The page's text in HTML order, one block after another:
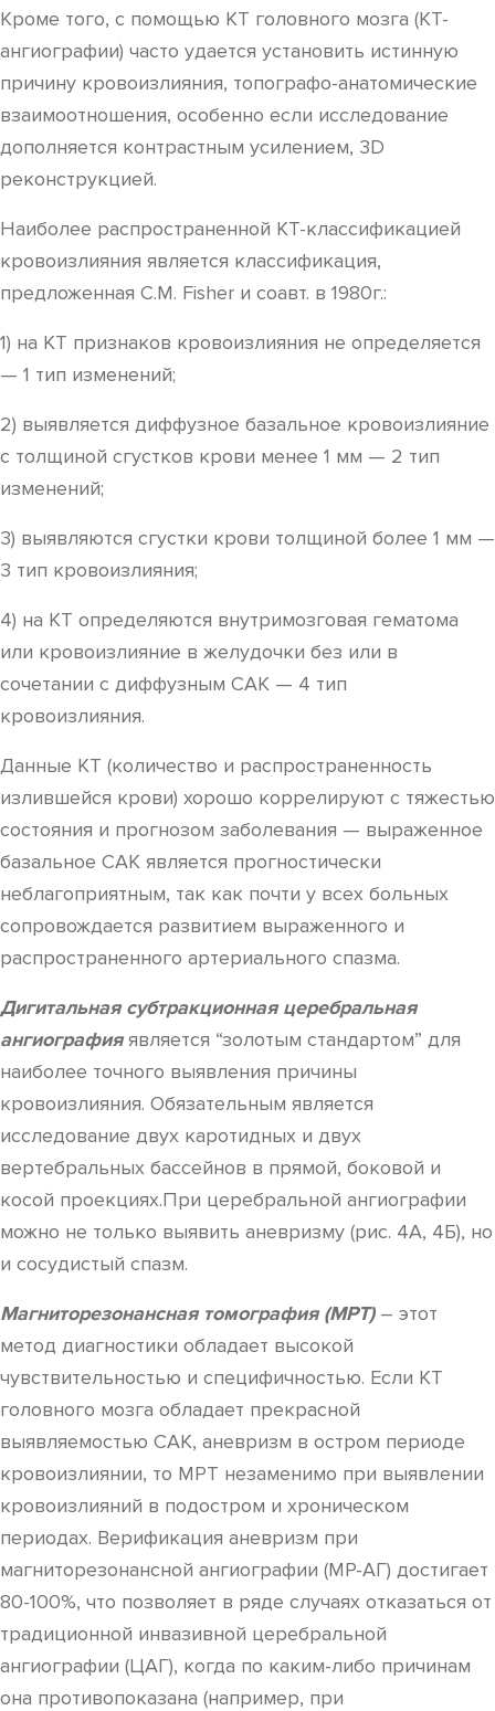
Кроме того, с помощью КТ головного мозга (КТ-
ангиографии) часто удается установить истинную
причину кровоизлияния, топографо-анатомические
взаимоотношения, особенно если исследование
дополняется контрастным усилением, 3D
реконструкцией.
Наиболее распространенной КТ-классификацией
кровоизлияния является классификация,
предложенная C.M. Fisher и соавт. в 1980г.:
1) на КТ признаков кровоизлияния не определяется
— 1 тип изменений;
2) выявляется диффузное базальное кровоизлияние
с толщиной сгустков крови менее 1 мм — 2 тип
изменений;
3) выявляются сгустки крови толщиной более 1 мм —
3 тип кровоизлияния;
4) на КТ определяются внутримозговая гематома
или кровоизлияние в желудочки без или в
сочетании с диффузным САК — 4 тип
кровоизлияния.
Данные КТ (количество и распространенность
излившейся крови) хорошо коррелируют с тяжестью
состояния и прогнозом заболевания — выраженное
базальное САК является прогностически
неблагоприятным, так как почти у всех больных
сопровождается развитием выраженного и
распространенного артериального спазма.
Дигитальная субтракционная церебральная
ангиографияявляется “золотым стандартом” для
наиболее точного выявления причины
кровоизлияния. Обязательным является
исследование двух каротидных и двух
вертебральных бассейнов в прямой, боковой и
косой проекциях.При церебральной ангиографии
можно не только выявить аневризму (рис. 4А, 4Б), но
и сосудистый спазм.
Магниторезонансная томография (МРТ)– этот
метод диагностики обладает высокой
чувствительностью и специфичностью. Если КТ
головного мозга обладает прекрасной
выявляемостью САК, аневризм в остром периоде
кровоизлиянии, то МРТ незаменимо при выявлении
кровоизлияний в подостром и хроническом
периодах. Верификация аневризм при
магниторезонансной ангиографии (МР-АГ) достигает
80-100%, что позволяет в ряде случаях отказаться от
традиционной инвазивной церебральной
ангиографии (ЦАГ), когда по каким-либо причинам
она противопоказана (например, при